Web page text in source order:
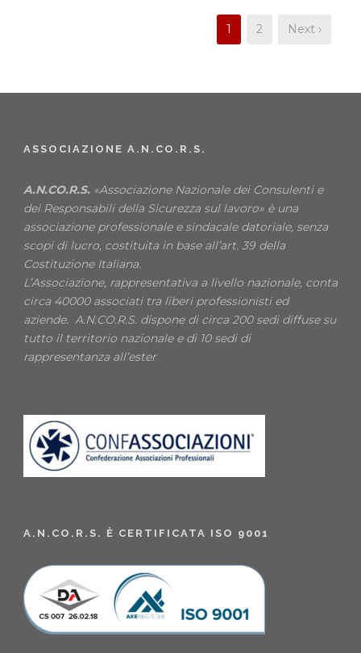
1 2 Next ›
ASSOCIAZIONE A.N.CO.R.S.
A.N.CO.R.S. «Associazione Nazionale dei Consulenti e
dei Responsabili della Sicurezza sul lavoro» è una
associazione professionale e sindacale datoriale, senza
scopi di lucro, costituita in base all’art. 39 della
Costituzione Italiana.
L’Associazione, rappresentativa a livello nazionale, conta
circa 40000 associati tra liberi professionisti ed
aziende. A.N.CO.R.S. dispone di circa 200 sedi diffuse su
tutto il territorio nazionale e di 10 sedi di
rappresentanza all’ester
A.N.CO.R.S. È CERTIFICATA ISO 9001